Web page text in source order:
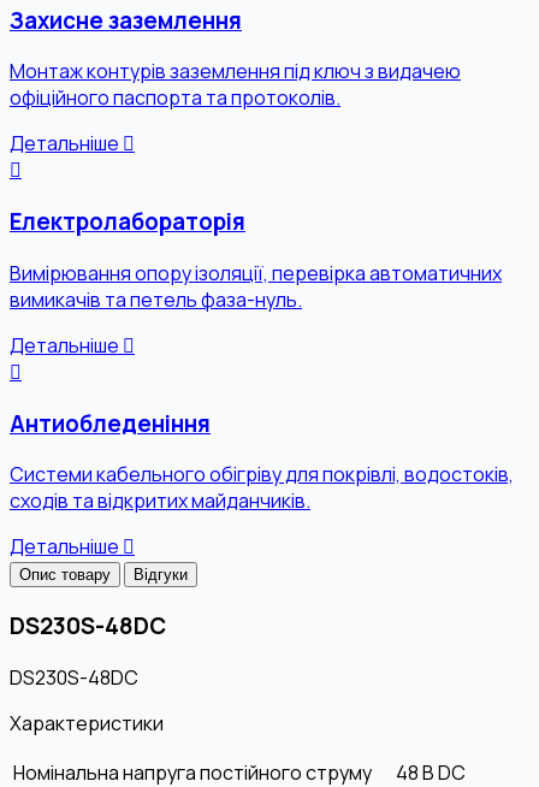
Захисне заземлення
Монтаж контурів заземлення під ключ з видачею
офіційного паспорта та протоколів.
Детальніше
Електролабораторія
Вимірювання опору ізоляції, перевірка автоматичних
вимикачів та петель фаза-нуль.
Детальніше
Антиобледеніння
Системи кабельного обігріву для покрівлі, водостоків,
сходів та відкритих майданчиків.
Детальніше
Опис товару Відгуки
DS230S-48DC
DS230S-48DC
Характеристики
Номінальна напруга постійного струму
48 B DC